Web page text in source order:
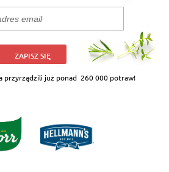
ZAPISZ SIĘ
przyrządzili już ponad 260 000 potraw!